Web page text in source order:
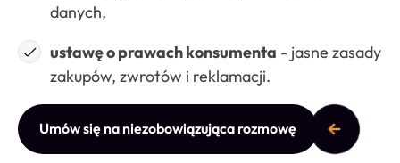
danych,
ustawę o prawach konsumenta - jasne zasady
zakupów, zwrotów i reklamacji.
Umów się na niezobowiązująca rozmowę